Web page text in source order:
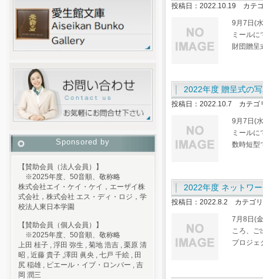
投稿日：2022.10.19 カテ
9月7日(
ミール
財団贈
2022年度 贈呈式の
投稿日：2022.10.7 カテゴ
9月7日(
ミール
数時短型
2022年度 ネットワ
投稿日：2022.8.2 カテゴ
7月8日(
ころ、
プロジ
Sponsored by
【賛助会員（法人会員）】
※2025年度、50音順、敬称略
株式会社エイ・ケイ・ケイ，エーザイ株
式会社，株式会社 エス・ディ・ロジ，学
校法人東日本学園
【賛助会員（個人会員）】
※2025年度、50音順、敬称略
上田 桂子 , 浮田 弥生 , 菊地 浩吉 , 栗原 清
昭 , 近藤 貴子 ,澤田 眞央 , 七戸 千絵 , 田
尻 稲雄 , ピエール・イブ・ロンバー , 吉
岡 潤三